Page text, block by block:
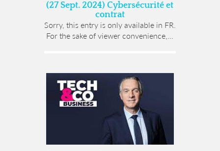
(27 Sept. 2024) Cybersécurité et
contrat
Sorry, this entry is only available in FR.
For the sake of viewer convenience,...